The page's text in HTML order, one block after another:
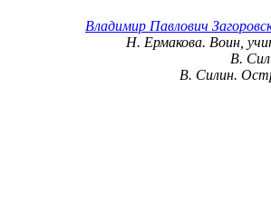
Владимир Павлович
Н. Ермакова. Воин,
В.
В. Силин.